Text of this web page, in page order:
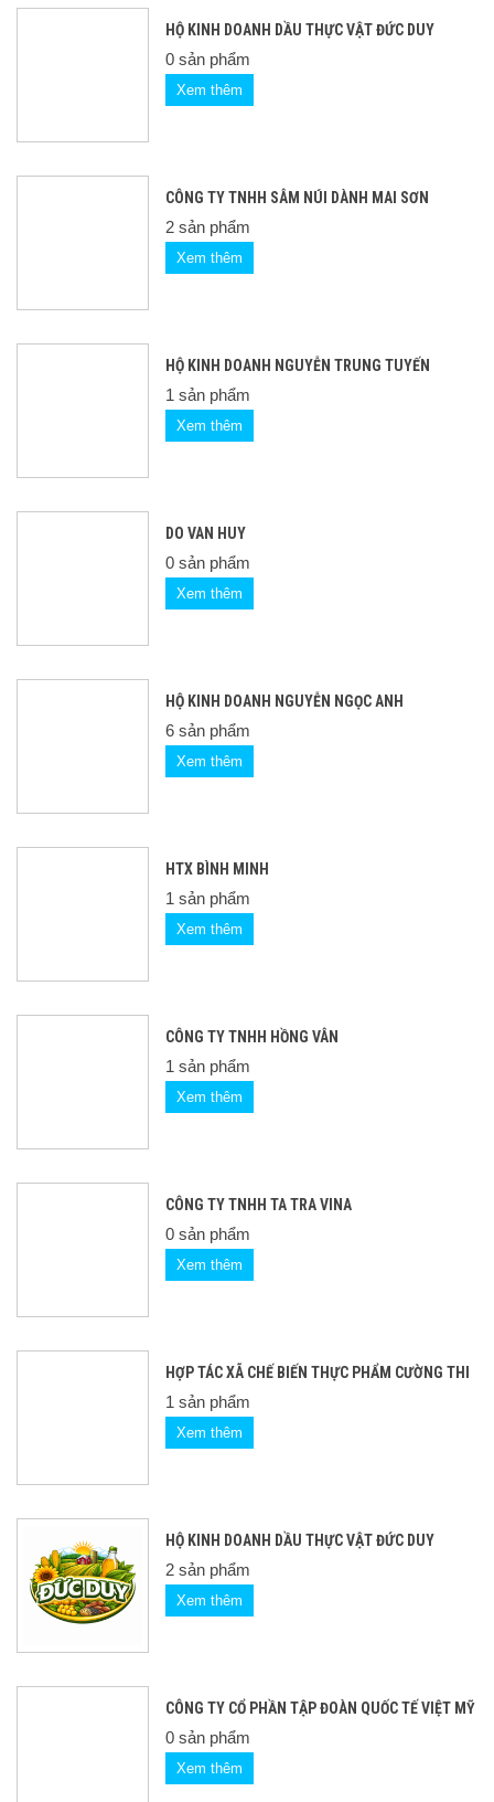
HỘ KINH DOANH DẦU THỰC VẬT ĐỨC DUY
0 sản phẩm
Xem thêm
CÔNG TY TNHH SÂM NÚI DÀNH MAI SƠN
2 sản phẩm
Xem thêm
HỘ KINH DOANH NGUYỄN TRUNG TUYẾN
1 sản phẩm
Xem thêm
DO VAN HUY
0 sản phẩm
Xem thêm
HỘ KINH DOANH NGUYỄN NGỌC ANH
6 sản phẩm
Xem thêm
HTX BÌNH MINH
1 sản phẩm
Xem thêm
CÔNG TY TNHH HỒNG VÂN
1 sản phẩm
Xem thêm
CÔNG TY TNHH TA TRA VINA
0 sản phẩm
Xem thêm
HỢP TÁC XÃ CHẾ BIẾN THỰC PHẨM CƯỜNG THI
1 sản phẩm
Xem thêm
HỘ KINH DOANH DẦU THỰC VẬT ĐỨC DUY
2 sản phẩm
Xem thêm
CÔNG TY CỔ PHẦN TẬP ĐOÀN QUỐC TẾ VIỆT MỸ
0 sản phẩm
Xem thêm